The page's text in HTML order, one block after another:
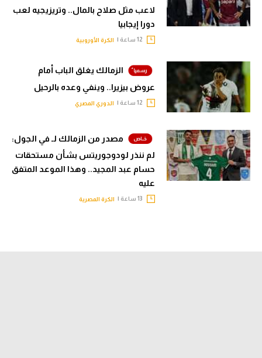
لاعب مثل صلاح بالمال.. وتريزيجيه لعب
دورا إيجابيا
الكرة الأوروبية
الزمالك يغلق الباب أمام
عروض بيزيرا.. وينفي وعده بالرحيل
الدوري المصري
مصدر من الزمالك لـ في الجول:
لم ننذر لودوجوريتس بشأن مستحقات
حسام عبد المجيد.. وهذا الموعد المتفق
عليه
الكرة المصرية